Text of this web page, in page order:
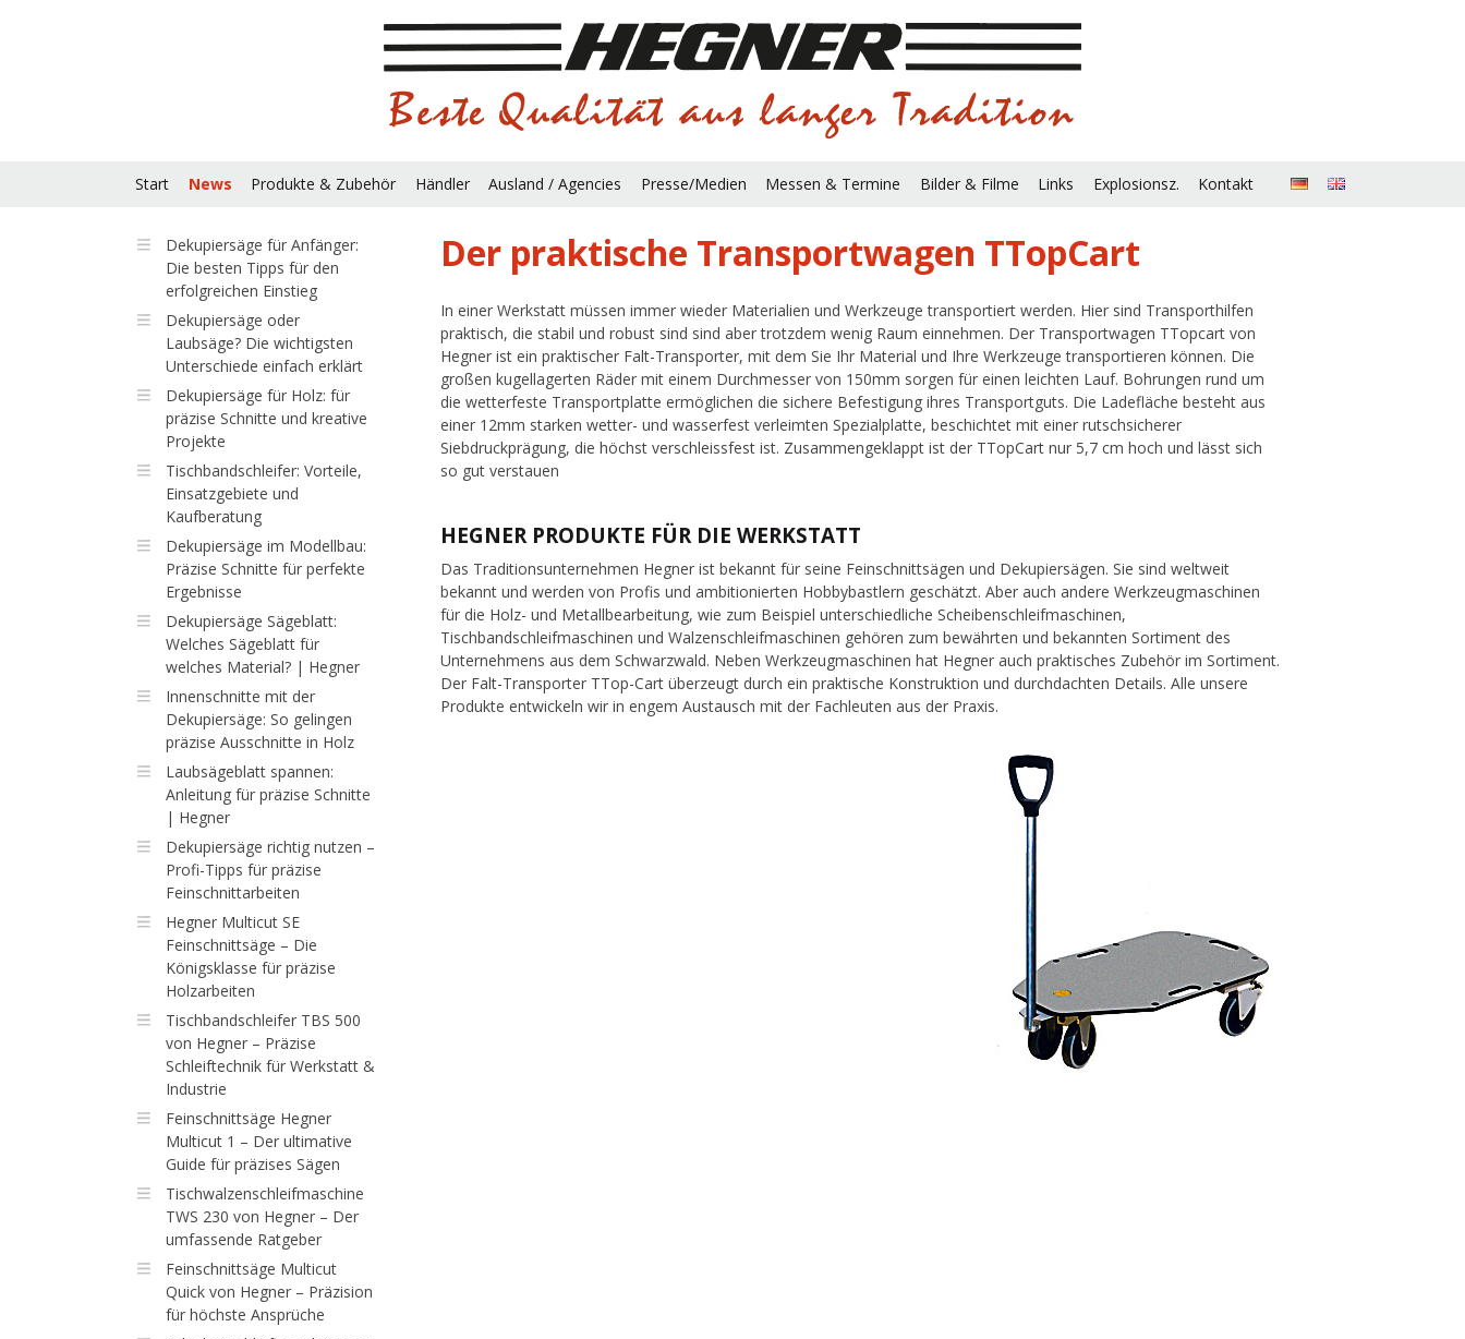
Start News Produkte & Zubehör Händler Ausland / Agencies Presse/Medien Messen & Termine Bilder & Filme Links Explosionsz. Kontakt
Dekupiersäge für Anfänger:
Die besten Tipps für den
erfolgreichen Einstieg
Dekupiersäge oder
Laubsäge? Die wichtigsten
Unterschiede einfach erklärt
Dekupiersäge für Holz: für
präzise Schnitte und kreative
Projekte
Tischbandschleifer: Vorteile,
Einsatzgebiete und
Kaufberatung
Dekupiersäge im Modellbau:
Präzise Schnitte für perfekte
Ergebnisse
Dekupiersäge Sägeblatt:
Welches Sägeblatt für
welches Material? | Hegner
Innenschnitte mit der
Dekupiersäge: So gelingen
präzise Ausschnitte in Holz
Laubsägeblatt spannen:
Anleitung für präzise Schnitte
| Hegner
Dekupiersäge richtig nutzen –
Profi-Tipps für präzise
Feinschnittarbeiten
Hegner Multicut SE
Feinschnittsäge – Die
Königsklasse für präzise
Holzarbeiten
Tischbandschleifer TBS 500
von Hegner – Präzise
Schleiftechnik für Werkstatt &
Industrie
Feinschnittsäge Hegner
Multicut 1 – Der ultimative
Guide für präzises Sägen
Tischwalzenschleifmaschine
TWS 230 von Hegner – Der
umfassende Ratgeber
Feinschnittsäge Multicut
Quick von Hegner – Präzision
für höchste Ansprüche
Der praktische Transportwagen TTopCart
In einer Werkstatt müssen immer wieder Materialien und Werkzeuge transportiert werden. Hier sind Transporthilfen
praktisch, die stabil und robust sind sind aber trotzdem wenig Raum einnehmen. Der Transportwagen TTopcart von
Hegner ist ein praktischer Falt-Transporter, mit dem Sie Ihr Material und Ihre Werkzeuge transportieren können. Die
großen kugellagerten Räder mit einem Durchmesser von 150mm sorgen für einen leichten Lauf. Bohrungen rund um
die wetterfeste Transportplatte ermöglichen die sichere Befestigung ihres Transportguts. Die Ladefläche besteht aus
einer 12mm starken wetter- und wasserfest verleimten Spezialplatte, beschichtet mit einer rutschsicherer
Siebdruckprägung, die höchst verschleissfest ist. Zusammengeklappt ist der TTopCart nur 5,7 cm hoch und lässt sich
so gut verstauen
HEGNER PRODUKTE FÜR DIE WERKSTATT
Das Traditionsunternehmen Hegner ist bekannt für seine Feinschnittsägen und Dekupiersägen. Sie sind weltweit
bekannt und werden von Profis und ambitionierten Hobbybastlern geschätzt. Aber auch andere Werkzeugmaschinen
für die Holz- und Metallbearbeitung, wie zum Beispiel unterschiedliche Scheibenschleifmaschinen,
Tischbandschleifmaschinen und Walzenschleifmaschinen gehören zum bewährten und bekannten Sortiment des
Unternehmens aus dem Schwarzwald. Neben Werkzeugmaschinen hat Hegner auch praktisches Zubehör im Sortiment.
Der Falt-Transporter TTop-Cart überzeugt durch ein praktische Konstruktion und durchdachten Details. Alle unsere
Produkte entwickeln wir in engem Austausch mit der Fachleuten aus der Praxis.